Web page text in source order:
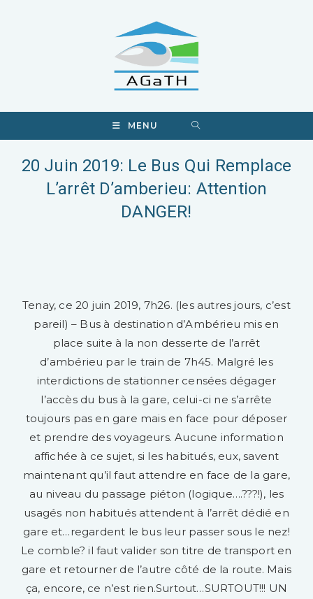
MENU
20 Juin 2019: Le Bus Qui Remplace
L’arrêt D’amberieu: Attention
DANGER!​
Tenay, ce 20 juin 2019, 7h26. (les autres jours, c’est
pareil) – Bus à destination d’Ambérieu mis en
place suite à la non desserte de l’arrêt
d’ambérieu par le train de 7h45. Malgré les
interdictions de stationner censées dégager
l’accès du bus à la gare, celui-ci ne s’arrête
toujours pas en gare mais en face pour déposer
et prendre des voyageurs. Aucune information
affichée à ce sujet, si les habitués, eux, savent
maintenant qu’il faut attendre en face de la gare,
au niveau du passage piéton (logique….???!), les
usagés non habitués attendent à l’arrêt dédié en
gare et…regardent le bus leur passer sous le nez!
Le comble? il faut valider son titre de transport en
gare et retourner de l’autre côté de la route. Mais
ça, encore, ce n’est rien.Surtout…SURTOUT!!! UN